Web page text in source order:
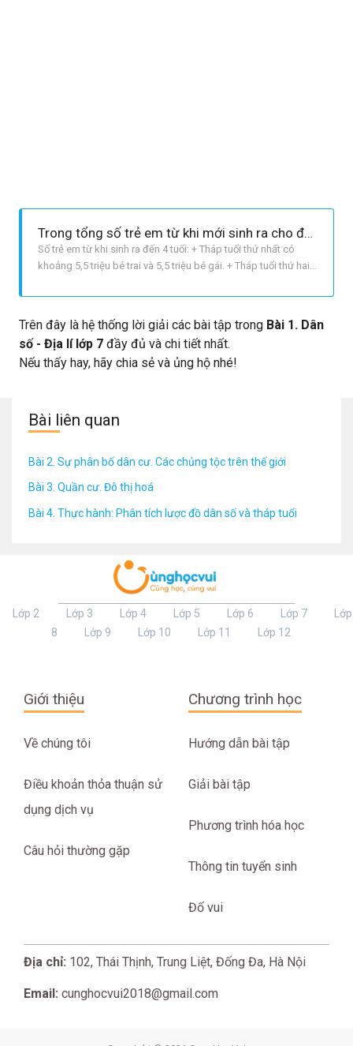
Trong tổng số trẻ em từ khi mới sinh ra cho đến 4 tuổi ở mỗi tháp, ước tính có bao nhiêu bé trai và bao nhiêu bé gái?
Số trẻ em từ khi sinh ra đến 4 tuối: + Tháp tuổi thứ nhất có
khoảng 5,5 triệu bé trai và 5,5 triệu bé gái. + Tháp tuổi thứ hai
dạng hai tháp tuổi: + Tháp tuổi thứ nhất có đáy tháp rộng, thân
tháp thu hẹp dần. + Tháp tuổi thứ hai có đáy
Trên đây là hệ thống lời giải các bài tập trong Bài 1. Dân
số - Địa lí lớp 7 đầy đủ và chi tiết nhất.
Nếu thấy hay, hãy chia sẻ và ủng hộ nhé!
Bài liên quan
Bài 2. Sự phân bố dân cư. Các chủng tộc trên thế giới
Bài 3. Quần cư. Đô thị hoá
Bài 4. Thực hành: Phân tích lược đồ dân số và tháp tuổi
Lớp 2 Lớp 3 Lớp 4 Lớp 5 Lớp 6 Lớp 7
Lớp
8
Lớp 9 Lớp 10 Lớp 11 Lớp 12
Giới thiệu
Về chúng tôi
Điều khoản thỏa thuận sử
dụng dịch vụ
Câu hỏi thường gặp
Chương trình học
Hướng dẫn bài tập
Giải bài tập
Phương trình hóa học
Thông tin tuyển sinh
Đố vui
Địa chỉ: 102, Thái Thịnh, Trung Liệt, Đống Đa, Hà Nội
Email: cunghocvui2018@gmail.com